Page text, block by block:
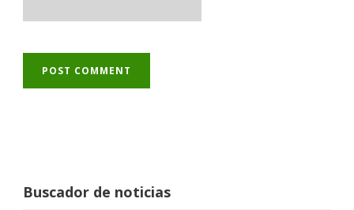
Buscador de noticias